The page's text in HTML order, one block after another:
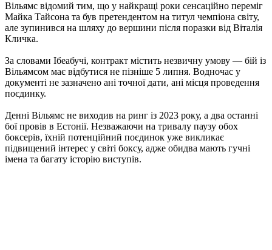
Вільямс відомий тим, що у найкращі роки сенсаційно переміг
Майка Тайсона та був претендентом на титул чемпіона світу,
але зупинився на шляху до вершини після поразки від Віталія
Кличка.
За словами Ібеабучі, контракт містить незвичну умову — бій із
Вільямсом має відбутися не пізніше 5 липня. Водночас у
документі не зазначено ані точної дати, ані місця проведення
поєдинку.
Денні Вільямс не виходив на ринг із 2023 року, а два останні
бої провів в Естонії. Незважаючи на тривалу паузу обох
боксерів, їхній потенційний поєдинок уже викликає
підвищений інтерес у світі боксу, адже обидва мають гучні
імена та багату історію виступів.